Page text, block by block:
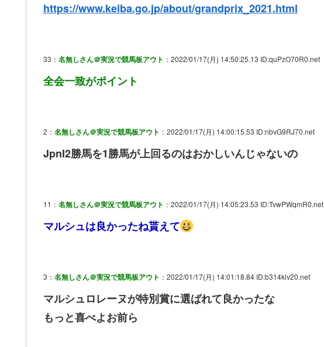
https://www.keiba.go.jp/about/grandprix_2021.html
33： 名無しさん＠実況で競馬板アウト ：2022/01/17(月) 14:50:25.13 ID:quPzO70R0.net
全会一致がポイント
2： 名無しさん＠実況で競馬板アウト ：2022/01/17(月) 14:00:15.53 ID:nbvG9RJ70.net
JpnI2勝馬を1勝馬が上回るのはおかしいんじゃないの
11： 名無しさん＠実況で競馬板アウト ：2022/01/17(月) 14:05:23.53 ID:TvwPWqmR0.net
マルシュは良かったね貰えて
3： 名無しさん＠実況で競馬板アウト ：2022/01/17(月) 14:01:18.84 ID:b314klv20.net
マルシュロレーヌが特別賞に選ばれて良かったな
もっと喜べよお前ら